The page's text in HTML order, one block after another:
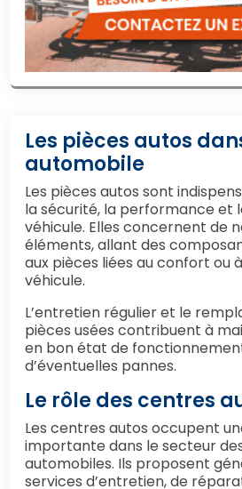
Les pièces autos
automobile
Les pièces autos sont
la sécurité, la performance et
véhicule. Elles concernent de
éléments, allant des
aux pièces liées au confort ou
véhicule.
L’entretien régulier et le
pièces usées contribuent à
en bon état de
d’éventuelles pannes.
Le rôle des centres
Les centres autos occupent
importante dans le secteur
automobiles. Ils proposent
services d’entretien, de